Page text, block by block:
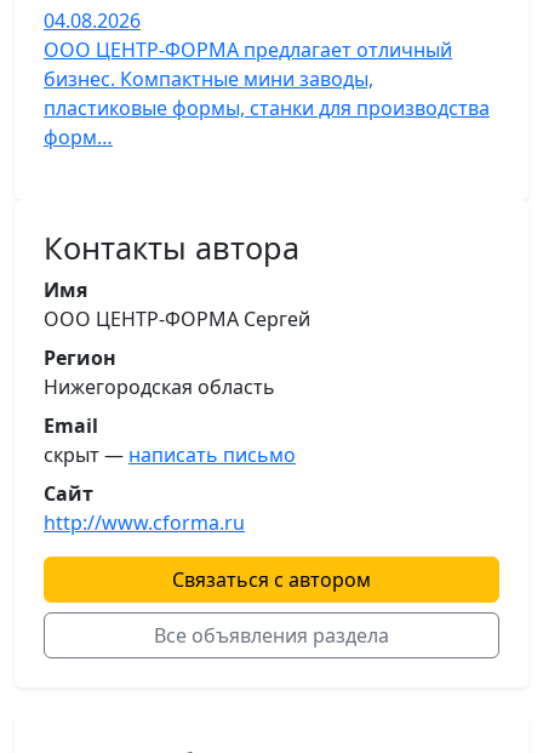
04.08.2026
ООО ЦЕНТР-ФОРМА предлагает отличный
бизнес. Компактные мини заводы,
пластиковые формы, станки для производства
форм…
Контакты автора
Имя
ООО ЦЕНТР-ФОРМА Сергей
Регион
Нижегородская область
Email
скрыт — написать письмо
Сайт
http://www.cforma.ru
Связаться с автором
Все объявления раздела